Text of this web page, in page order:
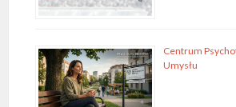
Centrum
Umysłu